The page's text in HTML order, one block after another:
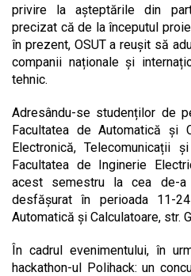
privire la așteptările din
precizat că de la începutul
în prezent, OSUT a reușit să
companii naționale și
tehnic.
Adresându-se studenților de
Facultatea de Automatică și
Electronică, Telecomunicații
Facultatea de Inginerie
acest semestru la cea de-
desfășurat în perioada 11-
Automatică și Calculatoare, str.
În cadrul evenimentului, în
hackathon-ul Polihack: un